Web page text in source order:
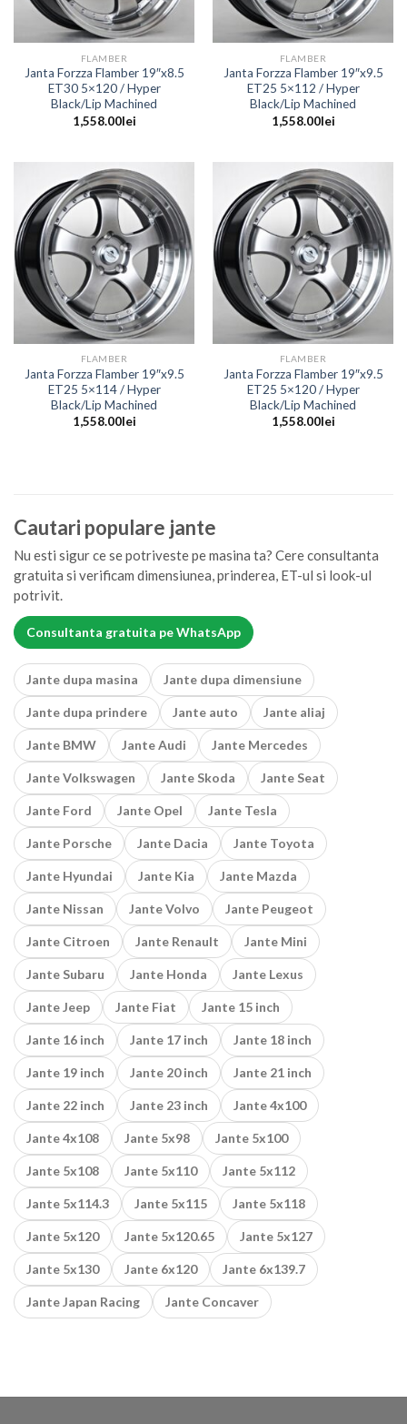
FLAMBER
Janta Forzza Flamber 19″x8.5
ET30 5×120 / Hyper
Black/Lip Machined
1,558.00lei
FLAMBER
Janta Forzza Flamber 19″x9.5
ET25 5×112 / Hyper
Black/Lip Machined
1,558.00lei
FLAMBER
Janta Forzza Flamber 19″x9.5
ET25 5×114 / Hyper
Black/Lip Machined
1,558.00lei
FLAMBER
Janta Forzza Flamber 19″x9.5
ET25 5×120 / Hyper
Black/Lip Machined
1,558.00lei
Cautari populare jante
Nu esti sigur ce se potriveste pe masina ta? Cere consultanta
gratuita si verificam dimensiunea, prinderea, ET-ul si look-ul
potrivit.
Consultanta gratuita pe WhatsApp
Jante dupa masina Jante dupa dimensiune
Jante dupa prindere Jante auto Jante aliaj
Jante BMW Jante Audi Jante Mercedes
Jante Volkswagen Jante Skoda Jante Seat
Jante Ford Jante Opel Jante Tesla
Jante Porsche Jante Dacia Jante Toyota
Jante Hyundai Jante Kia Jante Mazda
Jante Nissan Jante Volvo Jante Peugeot
Jante Citroen Jante Renault Jante Mini
Jante Subaru Jante Honda Jante Lexus
Jante Jeep Jante Fiat Jante 15 inch
Jante 16 inch Jante 17 inch Jante 18 inch
Jante 19 inch Jante 20 inch Jante 21 inch
Jante 22 inch Jante 23 inch Jante 4x100
Jante 4x108 Jante 5x98 Jante 5x100
Jante 5x108 Jante 5x110 Jante 5x112
Jante 5x114.3 Jante 5x115 Jante 5x118
Jante 5x120 Jante 5x120.65 Jante 5x127
Jante 5x130 Jante 6x120 Jante 6x139.7
Jante Japan Racing Jante Concaver